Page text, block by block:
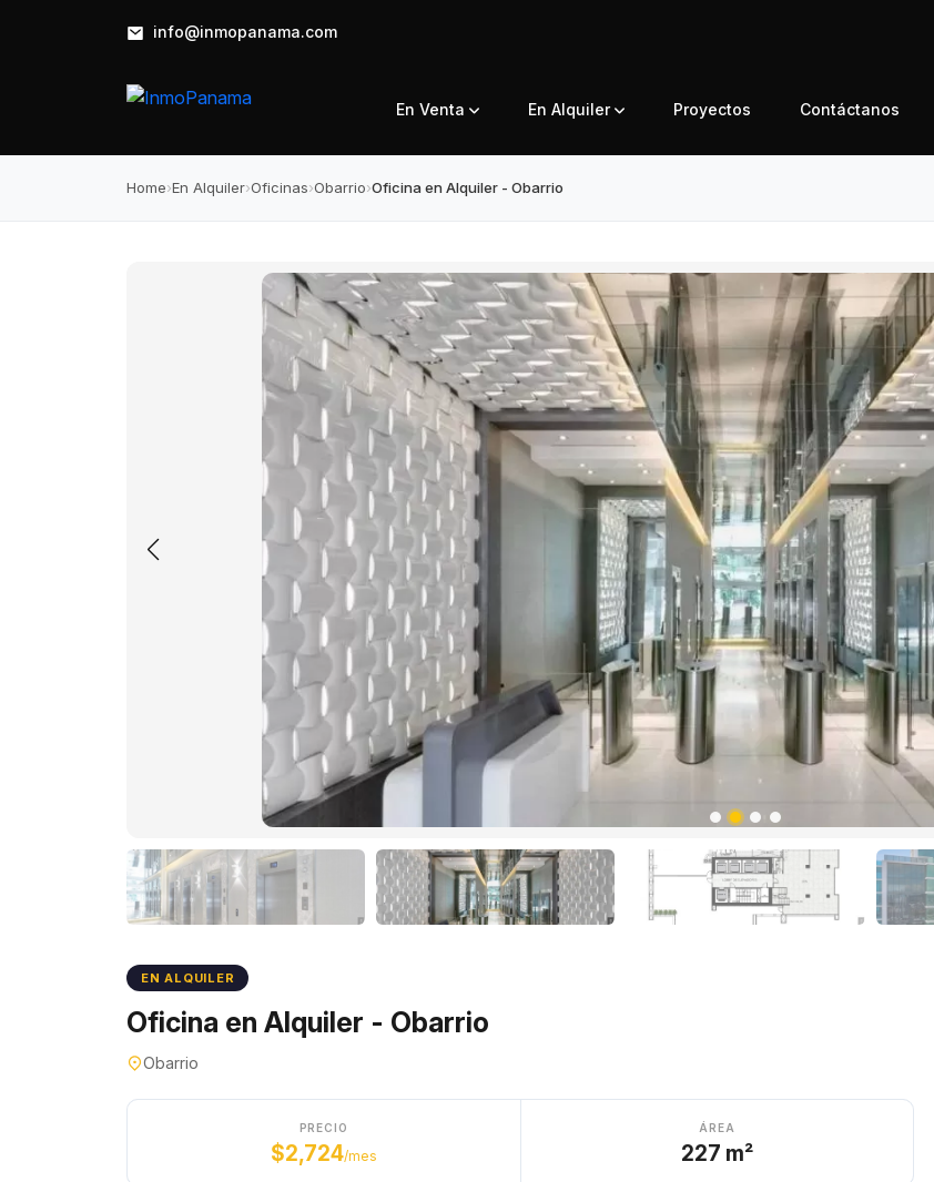
info@inmopanama.com
En Venta En Alquiler Proyectos Contáctanos
Home›En Alquiler›Oficinas›Obarrio›Oficina en Alquiler - Obarrio
EN ALQUILER
Oficina en Alquiler - Obarrio
Obarrio
PRECIO
$2,724/mes
ÁREA
227 m²